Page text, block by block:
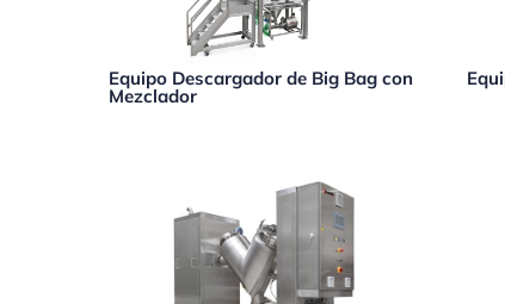
Equipo Descargador de Big Bag con
Mezclador